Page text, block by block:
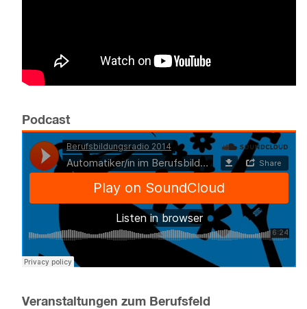
Podcast
Veranstaltungen zum Berufsfeld